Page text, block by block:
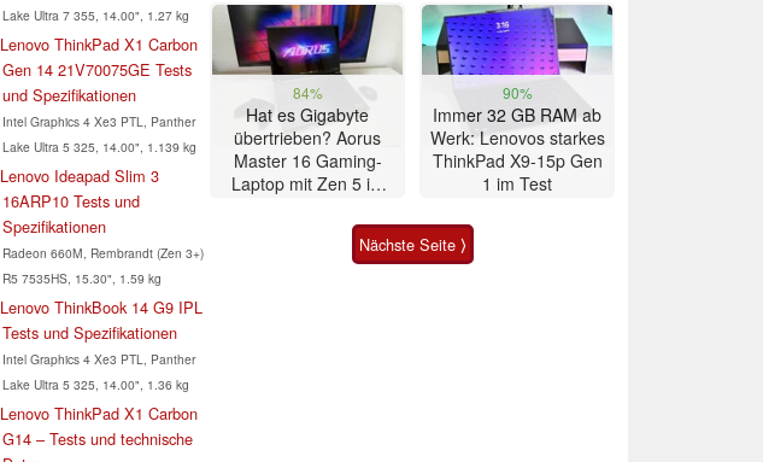
Lake Ultra 7 355, 14.00", 1.27 kg
Lenovo ThinkPad X1 Carbon
Gen 14 21V70075GE Tests
und Spezifikationen
Intel Graphics 4 Xe3 PTL, Panther
Lake Ultra 5 325, 14.00", 1.139 kg
Lenovo Ideapad Slim 3
16ARP10 Tests und
Spezifikationen
Radeon 660M, Rembrandt (Zen 3+)
R5 7535HS, 15.30", 1.59 kg
Lenovo ThinkBook 14 G9 IPL
Tests und Spezifikationen
Intel Graphics 4 Xe3 PTL, Panther
Lake Ultra 5 325, 14.00", 1.36 kg
Lenovo ThinkPad X1 Carbon
G14 – Tests und technische
Smartphone im Test
84%
Hat es Gigabyte
übertrieben? Aorus
Master 16 Gaming-
Laptop mit Zen 5 im
90%
Immer 32 GB RAM ab
Werk: Lenovos starkes
ThinkPad X9-15p Gen
1 im Test
Nächste Seite ⟩